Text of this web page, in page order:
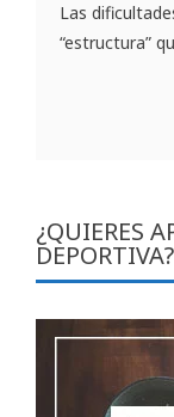
Las
“estructura”
¿QUIERES
DEPORTIVA?